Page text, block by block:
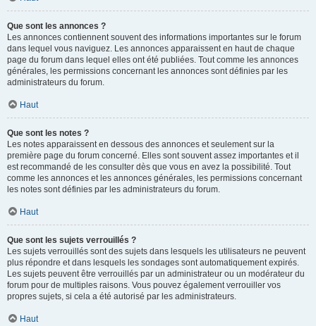
Que sont les annonces ?
Les annonces contiennent souvent des informations importantes sur le forum
dans lequel vous naviguez. Les annonces apparaissent en haut de chaque
page du forum dans lequel elles ont été publiées. Tout comme les annonces
générales, les permissions concernant les annonces sont définies par les
administrateurs du forum.
Haut
Que sont les notes ?
Les notes apparaissent en dessous des annonces et seulement sur la
première page du forum concerné. Elles sont souvent assez importantes et il
est recommandé de les consulter dès que vous en avez la possibilité. Tout
comme les annonces et les annonces générales, les permissions concernant
les notes sont définies par les administrateurs du forum.
Haut
Que sont les sujets verrouillés ?
Les sujets verrouillés sont des sujets dans lesquels les utilisateurs ne peuvent
plus répondre et dans lesquels les sondages sont automatiquement expirés.
Les sujets peuvent être verrouillés par un administrateur ou un modérateur du
forum pour de multiples raisons. Vous pouvez également verrouiller vos
propres sujets, si cela a été autorisé par les administrateurs.
Haut